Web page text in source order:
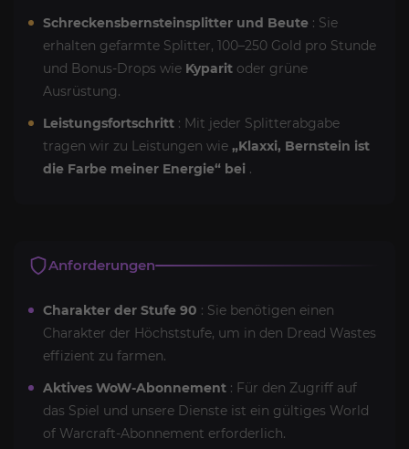
Schreckensbernsteinsplitter und Beute : Sie
erhalten gefarmte Splitter, 100–250 Gold pro Stunde
und Bonus-Drops wie Kyparit oder grüne
Ausrüstung.
Leistungsfortschritt : Mit jeder Splitterabgabe
tragen wir zu Leistungen wie „Klaxxi, Bernstein ist
die Farbe meiner Energie“ bei .
Anforderungen
Charakter der Stufe 90 : Sie benötigen einen
Charakter der Höchststufe, um in den Dread Wastes
effizient zu farmen.
Aktives WoW-Abonnement : Für den Zugriff auf
das Spiel und unsere Dienste ist ein gültiges World
of Warcraft-Abonnement erforderlich.